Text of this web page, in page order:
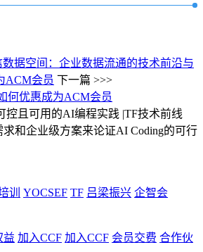
据空间：企业数据流通的技术前沿与
ACM会员 下一篇 >>>
何优惠成为ACM会员
控且可用的AI编程实践 |TF技术前线
求和企业级方案来论证AI Coding的可行
训 YOCSEF TF 吕梁振兴 企智会
益 加入CCF 加入CCF 会员交费 合作伙